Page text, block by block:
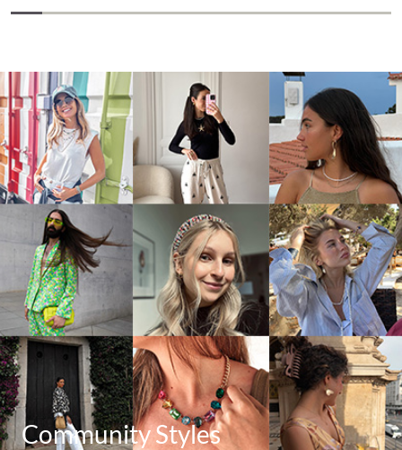
Community Styles